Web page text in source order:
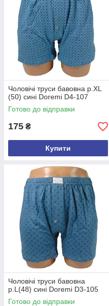
Чоловічі труси бавовна р.XL
(50) сині Doremi D4-107
Готово до відправки
175 ₴
Купити
Чоловічі труси бавовна
р.L(48) сині Doremi D3-105
Готово до відправки